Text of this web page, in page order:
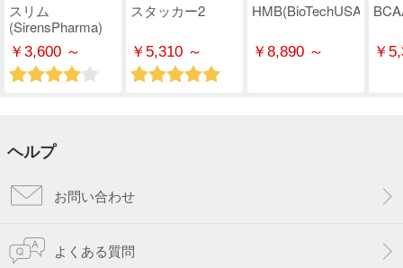
スリム
(SirensPharma)
￥3,600 ～
スタッカー2
￥5,310 ～
HMB(BioTechUSA)
￥8,890 ～ ￥
ヘルプ
お問い合わせ
よくある質問